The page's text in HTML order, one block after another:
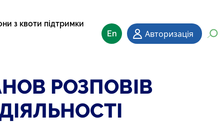
з квоти підтримки
En Авторизація
РОЗПОВІВ